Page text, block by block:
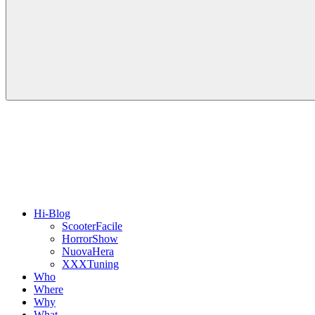
Hi-Blog
ScooterFacile
HorrorShow
NuovaHera
XXXTuning
Who
Where
Why